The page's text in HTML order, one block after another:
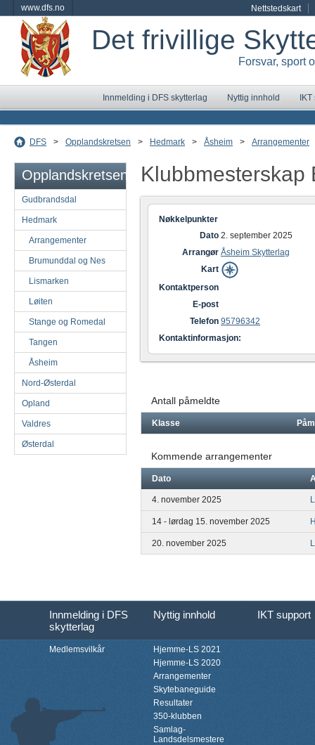
www.dfs.no Nettstedskart
Det frivillige
Forsvar, sport
Innmelding i DFS skytterlag Nyttig innhold
DFS > Opplandskretsen > Hedmark > Åsheim > Arrangementer
Opplandskretsen
Gudbrandsdal
Hedmark
Arrangementer
Brumunddal og Nes
Lismarken
Løiten
Stange og Romedal
Tangen
Åsheim
Nord-Østerdal
Opland
Valdres
Østerdal
Klubbmesterskap
Nøkkelpunkter
Dato 2. september 2025
Arrangør Åsheim Skytterlag
Kart
Kontaktperson
E-post
Telefon 95796342
Kontaktinformasjon:
Antall påmeldte
Klasse
Kommende arrangementer
Dato
4. november 2025
14 - lørdag 15. november 2025
20. november 2025
Innmelding i DFS
skytterlag
Nyttig innhold IKT support
Medlemsvilkår
Hjemme-LS 2021
Hjemme-LS 2020
Arrangementer
Skytebaneguide
Resultater
350-klubben
Samlag-
Landsdelsmestere